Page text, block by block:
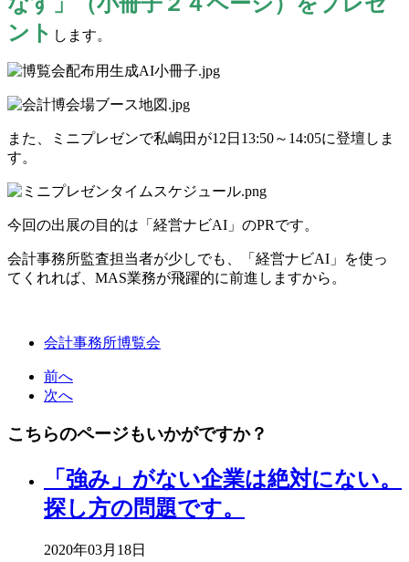
ント します。
また、ミニプレゼンで私嶋田が12日13:50～14:05に登壇しま
す。
今回の出展の目的は「経営ナビAI」のPRです。
会計事務所監査担当者が少しでも、「経営ナビAI」を使っ
てくれれば、MAS業務が飛躍的に前進しますから。
会計事務所博覧会
前へ
次へ
こちらのページもいかがですか？
「強み」がない企業は絶対にない。
探し方の問題です。
2020年03月18日